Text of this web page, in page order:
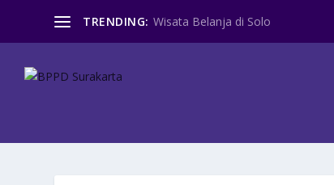
TRENDING: Wisata Belanja di Solo